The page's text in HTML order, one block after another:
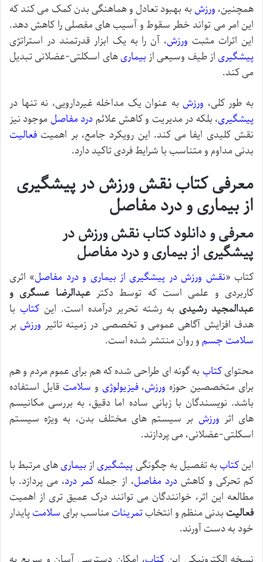
همچنین، ورزش به بهبود تعادل و هماهنگی بدن کمک می کند که
این امر می تواند خطر سقوط و آسیب های مفصلی را کاهش دهد.
این اثرات مثبت ورزش، آن را به یک ابزار قدرتمند در استراتژی
پیشگیری از طیف وسیعی از بیماریهای اسکلتی-عضلانی تبدیل
می کند.
به طور کلی، ورزش به عنوان یک مداخله غیردارویی، نه تنها در
پیشگیری، بلکه در مدیریت و کاهش علائم درد مفاصل موجود نیز
نقش کلیدی ایفا می کند. این رویکرد جامع، بر اهمیت فعالیت
بدنی مداوم و متناسب با شرایط فردی تاکید دارد.
معرفی کتاب نقش ورزش در پیشگیری
از بیماری و درد مفاصل
معرفی و دانلود کتاب نقش ورزش در
پیشگیری از بیماری و درد مفاصل
کتاب «نقش ورزش در پیشگیری از بیماری و درد مفاصل» اثری
کاربردی و علمی است که توسط دکترعبدالرضا عسگری و
عبدالمجید رشیدی به رشته تحریر درآمده است. اینکتاب با
هدف افزایش آگاهی عمومی و تخصصی در زمینه تاثیر ورزش بر
سلامتجسمو روان منتشر شده است.
محتوایکتاب به گونه ای طراحی شده که هم برای عموم مردم و هم
برای متخصصین حوزه ورزش،فیزیولوژی و سلامت قابل استفاده
باشد. نویسندگان با زبانی ساده اما دقیق، به بررسی مکانیسم
های اثر ورزش بر سیستم های مختلف بدن، به ویژه سیستم
اسکلتی-عضلانی، می پردازند.
اینکتاببه تفصیل به چگونگی پیشگیری از بیماریهای مرتبط با
کم تحرکی و کاهشدرد مفاصل، از جمله کمر درد، می پردازد. با
مطالعه این اثر، خوانندگان می توانند درک عمیق تری از اهمیت
فعالیتبدنی منظم و انتخابتمریناتمناسب برای سلامتپایدار
خود به دست آورند.